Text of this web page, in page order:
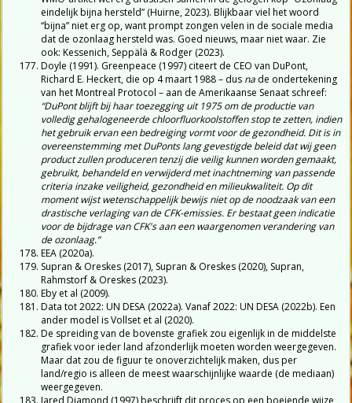
eindelijk bijna hersteld” (Huirne, 2023). Blijkbaar viel het woord
“bijna” niet erg op, want prompt zongen velen in de sociale media
dat de ozonlaag hersteld was. Goed nieuws, maar niet waar. Zie
ook: Kessenich, Seppälä & Rodger (2023).
Doyle (1991). Greenpeace (1997) citeert de CEO van DuPont,
Richard E. Heckert, die op 4 maart 1988 – dus na de ondertekening
van het Montreal Protocol – aan de Amerikaanse Senaat schreef:
“DuPont blijft bij haar toezegging uit 1975 om de productie van
volledig gehalogeneerde chloorfluorkoolstoffen stop te zetten, indien
het gebruik ervan een bedreiging vormt voor de gezondheid. Dit is in
overeenstemming met DuPonts lang gevestigde beleid dat wij geen
product zullen produceren tenzij die veilig kunnen worden gemaakt,
gebruikt, behandeld en verwijderd met inachtneming van passende
criteria inzake veiligheid, gezondheid en milieukwaliteit. Op dit
moment wijst wetenschappelijk bewijs niet op de noodzaak van een
drastische verlaging van de CFK-emissies. Er bestaat geen indicatie
voor de bijdrage van CFK's aan een waargenomen verandering van
de ozonlaag.”
EEA (2020a).
Supran & Oreskes (2017), Supran & Oreskes (2020), Supran,
Rahmstorf & Oreskes (2023).
Eby et al (2009).
Data tot 2022: UN DESA (2022a). Vanaf 2022: UN DESA (2022b). Een
ander model is Vollset et al (2020).
De spreiding van de bovenste grafiek zou eigenlijk in de middelste
grafiek voor ieder land afzonderlijk moeten worden weergegeven.
Maar dat zou de figuur te onoverzichtelijk maken, dus per
land/regio is alleen de meest waarschijnlijke waarde (de mediaan)
weergegeven.